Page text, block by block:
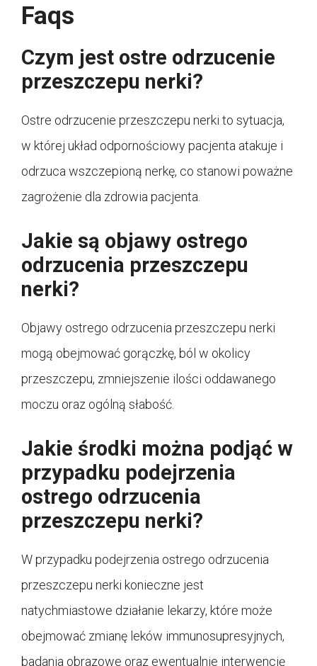
Faqs
Czym jest ostre odrzucenie
przeszczepu nerki?
Ostre odrzucenie przeszczepu nerki to sytuacja,
w której układ odpornościowy pacjenta atakuje i
odrzuca wszczepioną nerkę, co stanowi poważne
zagrożenie dla zdrowia pacjenta.
Jakie są objawy ostrego
odrzucenia przeszczepu
nerki?
Objawy ostrego odrzucenia przeszczepu nerki
mogą obejmować gorączkę, ból w okolicy
przeszczepu, zmniejszenie ilości oddawanego
moczu oraz ogólną słabość.
Jakie środki można podjąć w
przypadku podejrzenia
ostrego odrzucenia
przeszczepu nerki?
W przypadku podejrzenia ostrego odrzucenia
przeszczepu nerki konieczne jest
natychmiastowe działanie lekarzy, które może
obejmować zmianę leków immunosupresyjnych,
badania obrazowe oraz ewentualnie interwencję